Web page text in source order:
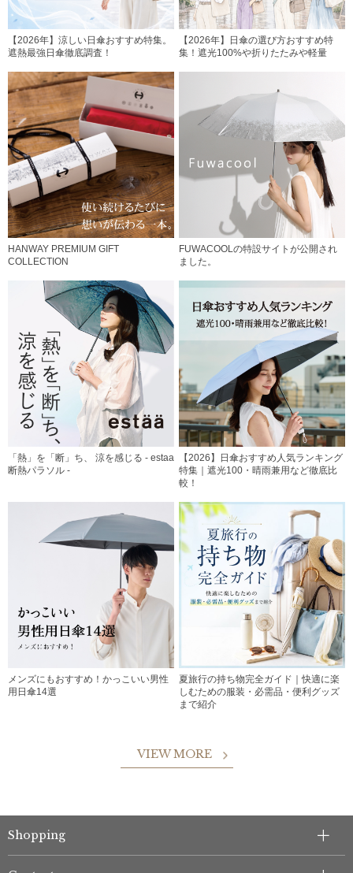
【2026年】涼しい日傘おすすめ特集。
遮熱最強日傘徹底調査！
【2026年】日傘の選び方おすすめ特
集！遮光100%や折りたたみや軽量
HANWAY PREMIUM GIFT
COLLECTION
FUWACOOLの特設サイトが公開され
ました。
「熱」を「断」ち、 涼を感じる - estaa
断熱パラソル -
【2026】日傘おすすめ人気ランキング
特集｜遮光100・晴雨兼用など徹底比
較！
メンズにもおすすめ！かっこいい男性
用日傘14選
夏旅行の持ち物完全ガイド｜快適に楽
しむための服装・必需品・便利グッズ
まで紹介
VIEW MORE
Shopping